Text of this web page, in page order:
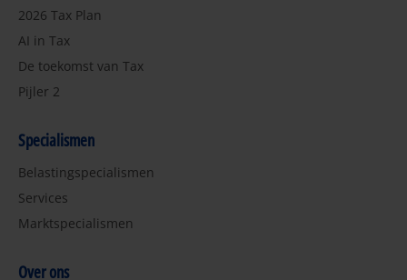
2026 Tax Plan
AI in Tax
De toekomst van Tax
Pijler 2
Specialismen
Belastingspecialismen
Services
Marktspecialismen
Over ons